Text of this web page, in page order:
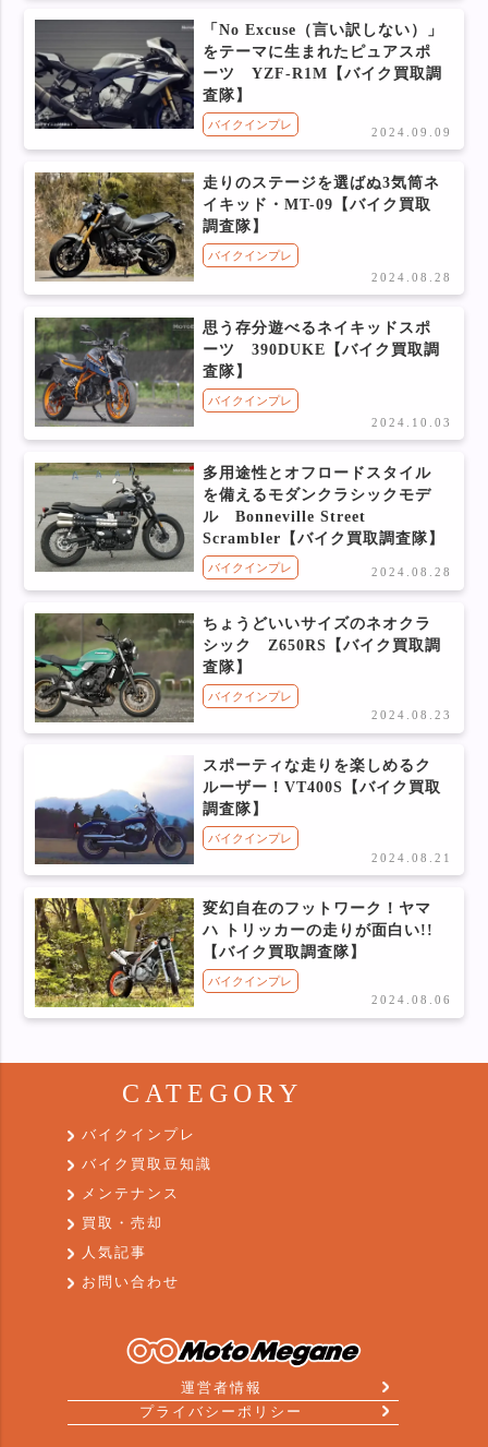
「No Excuse（言い訳しない）」
をテーマに生まれたピュアスポ
ーツ YZF-R1M【バイク買取調
査隊】
バイクインプレ
2024.09.09
走りのステージを選ばぬ3気筒ネ
イキッド・MT-09【バイク買取
調査隊】
バイクインプレ
2024.08.28
思う存分遊べるネイキッドスポ
ーツ 390DUKE【バイク買取調
査隊】
バイクインプレ
2024.10.03
多用途性とオフロードスタイル
を備えるモダンクラシックモデ
ル Bonneville Street
Scrambler【バイク買取調査隊】
バイクインプレ 2024.08.28
ちょうどいいサイズのネオクラ
シック Z650RS【バイク買取調
査隊】
バイクインプレ
2024.08.23
スポーティな走りを楽しめるク
ルーザー！VT400S【バイク買取
調査隊】
バイクインプレ
2024.08.21
変幻自在のフットワーク！ヤマ
ハ トリッカーの走りが面白い!!
【バイク買取調査隊】
バイクインプレ
2024.08.06
運営者情報
プライバシーポリシー
CATEGORY
バイクインプレ
バイク買取豆知識
メンテナンス
買取・売却
人気記事
お問い合わせ